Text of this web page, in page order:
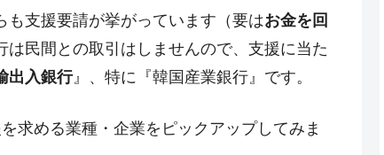
50.5％」に上昇
家が行った恐るべき株価操作であり、空前の国政
過剰生産が世界を蝕む。
も支援要請が挙がっています（要はお金を回
民間との取引はしませんので、支援に当た
出入銀行』、特に『韓国産業銀行』です。
求める業種・企業をピックアップしてみま